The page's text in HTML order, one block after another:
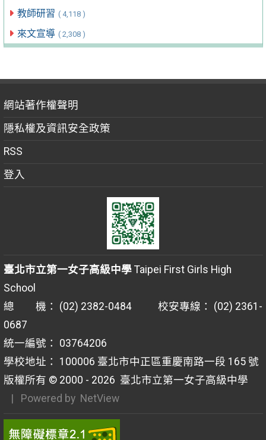
教師研習 ( 4,118 )
來文宣導 ( 2,308 )
網站著作權聲明
隱私權及資訊安全政策
RSS
登入
臺北市立第一女子高級中學Taipei First Girls High
School
總 機： (02) 2382-0484 校安專線： (02) 2361-
0687
統一編號： 03764206
學校地址： 100006 臺北市中正區重慶南路一段 165 號
版權所有 © 2000 - 2026 臺北市立第一女子高級中學
| Powered by NetView